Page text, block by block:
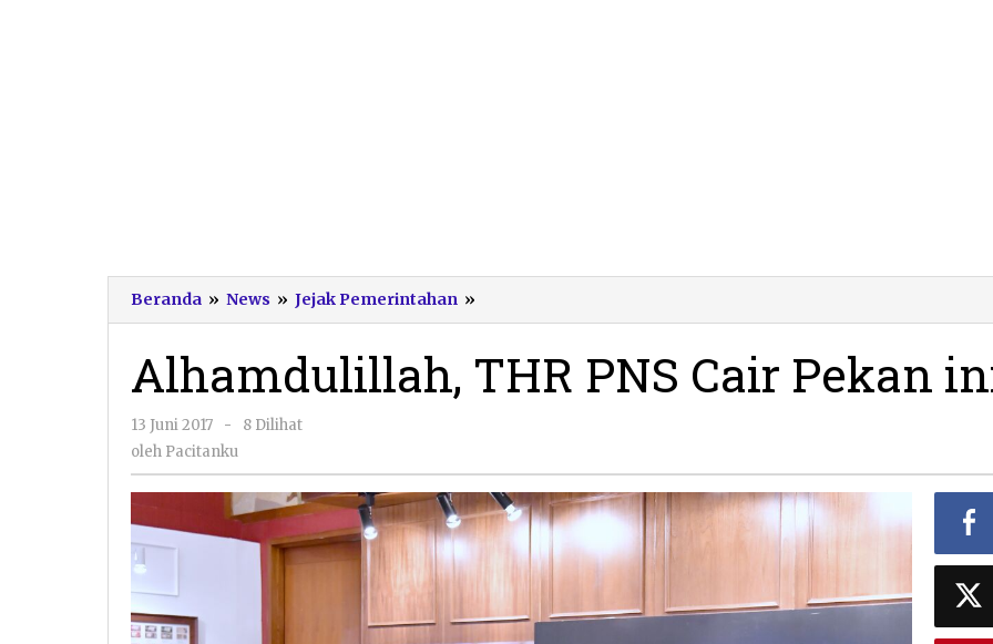
Beranda » News » Jejak Pemerintahan »
THR
Cair
Pekan
Alhamdulillah, THR PNS Cair Pekan
13 Juni 2017
oleh
Pacitanku
-
8 Dilihat
oleh Pacitanku